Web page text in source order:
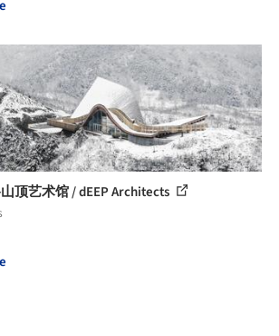
顶艺术馆 / dEEP Architects